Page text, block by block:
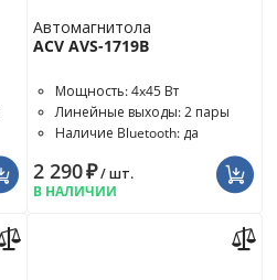
Автомагнитола
ACV AVS-1719B
Мощность: 4x45 Вт
Линейные выходы: 2 пары
Наличие Bluetooth: да
2 290₽/ шт.
В НАЛИЧИИ